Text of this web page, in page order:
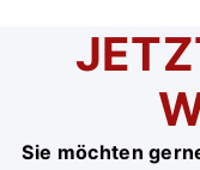
Sie möchten